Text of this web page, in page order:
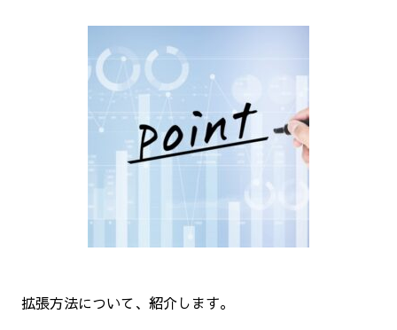
拡張方法について、紹介します。